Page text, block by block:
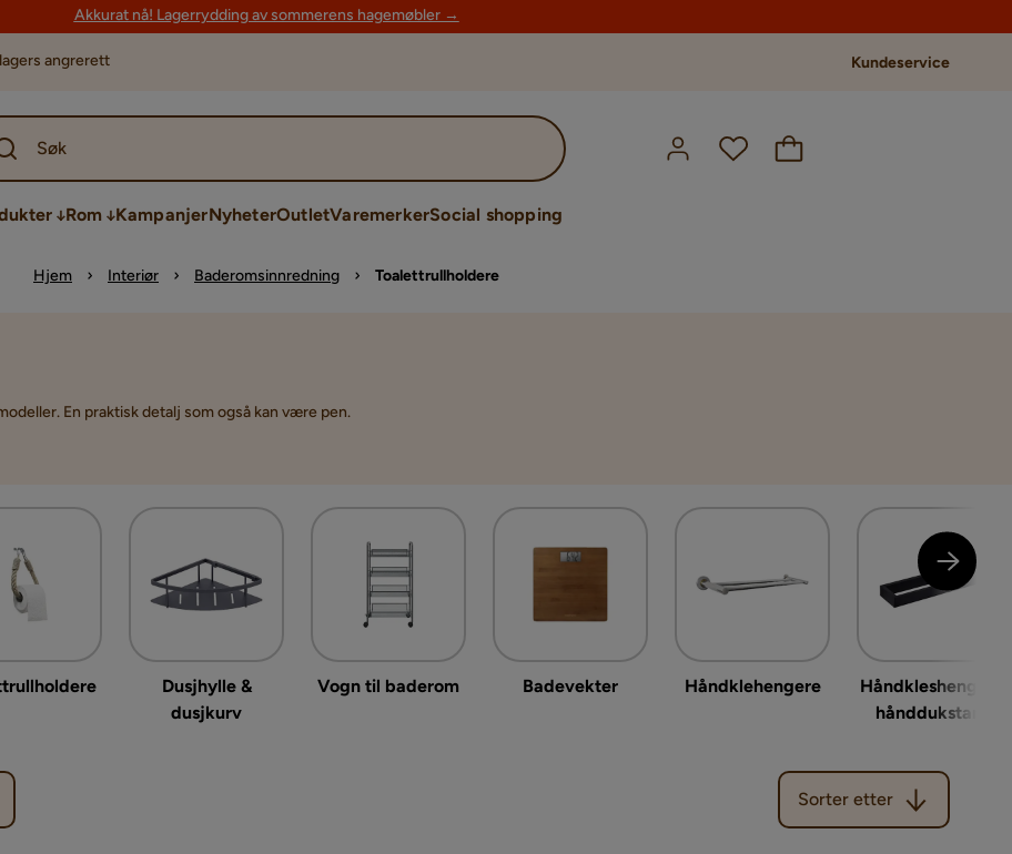
Akkurat nå! Lagerrydding av sommerens hagemøbler →
angrerett Kundeservice
Søk
Rom KampanjerNyheterOutletVaremerkerSocial shopping
Hjem Interiør Baderomsinnredning Toalettrullholdere
En praktisk detalj som også kan være pen.
Dusjhylle &
dusjkurv
Vogn til baderom Badevekter Håndklehengere
Håndkleshenger &
hånddukstang
Sorter etter
Sorter etter